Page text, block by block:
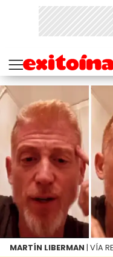
MARTÍN LIBERMAN | VÍA